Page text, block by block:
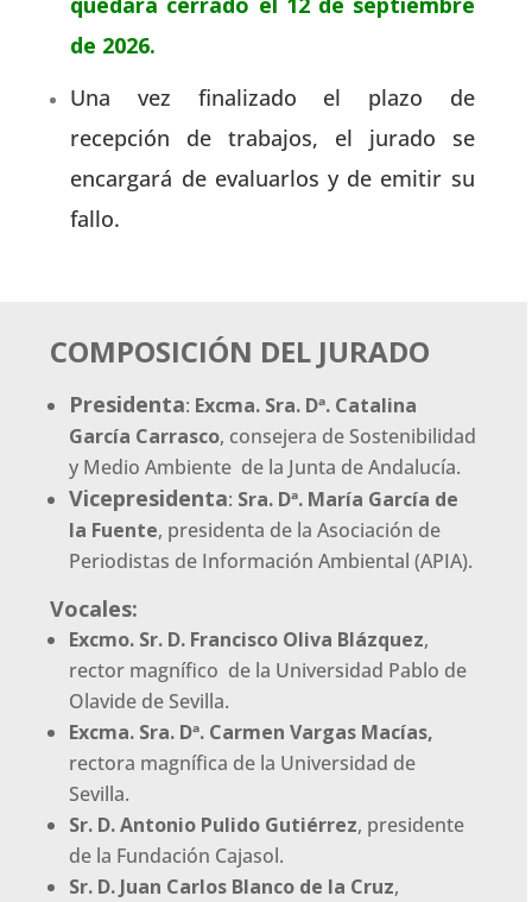
de 2026.
Una vez finalizado el plazo de
recepción de trabajos, el jurado se
encargará de evaluarlos y de emitir su
fallo.
COMPOSICIÓN DEL JURADO
Presidenta: Excma. Sra. Dª. Catalina
García Carrasco, consejera de Sostenibilidad
y Medio Ambiente de la Junta de Andalucía.
Vicepresidenta: Sra. Dª. María García de
la Fuente, presidenta de la Asociación de
Periodistas de Información Ambiental (APIA).
Vocales:
Excmo. Sr. D. Francisco Oliva Blázquez,
rector magnífico de la Universidad Pablo de
Olavide de Sevilla.
Excma. Sra. Dª. Carmen Vargas Macías,
rectora magnífica de la Universidad de
Sevilla.
Sr. D. Antonio Pulido Gutiérrez, presidente
de la Fundación Cajasol.
Sr. D. Juan Carlos Blanco de la Cruz,